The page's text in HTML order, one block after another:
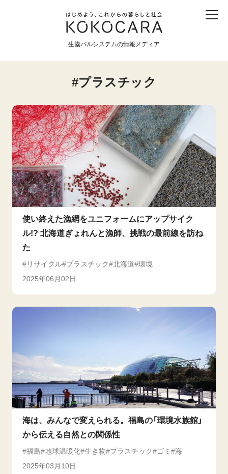
生協パルシステムの情報メディア
産直 食育 食べる 震災
暮らしと社会
環境と平和
生協の宅配パルシステム
プラスチック
使い終えた漁網をユニフォームにアップサイク
ル!? 北海道ぎょれんと漁師、挑戦の最前線を訪ね
た
リサイクル プラスチック 北海道 環境
2025年06月02日
海は、みんなで変えられる。福島の「環境水族館」
から伝える自然との関係性
福島 地球温暖化 生き物 プラスチック ゴミ
海
2025年03月10日